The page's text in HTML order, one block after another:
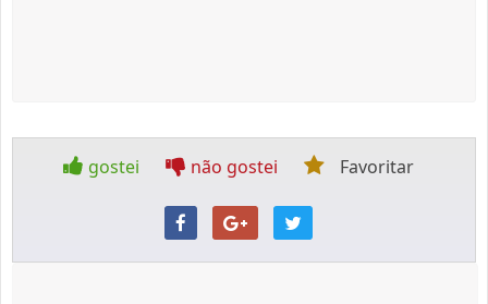
gostei não gostei Favoritar